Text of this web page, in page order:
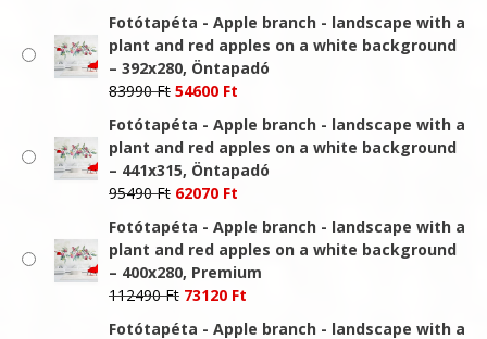
was:
69990 Ft.
is:
45500 Ft.
Fotótapéta - Apple branch - landscape with a
plant and red apples on a white background
– 392x280, Öntapadó
83990Ft Original
was:
83990 Ft.
54600 Ft
is:
54600 Ft.
Fotótapéta - Apple branch - landscape with a
plant and red apples on a white background
– 441x315, Öntapadó
95490Ft Original
was:
95490 Ft.
62070 Ft
is:
62070 Ft.
Fotótapéta - Apple branch - landscape with a
plant and red apples on a white background
– 400x280, Premium
112490Ft Original
73120 Ft
Fotótapéta - Apple branch - landscape with a